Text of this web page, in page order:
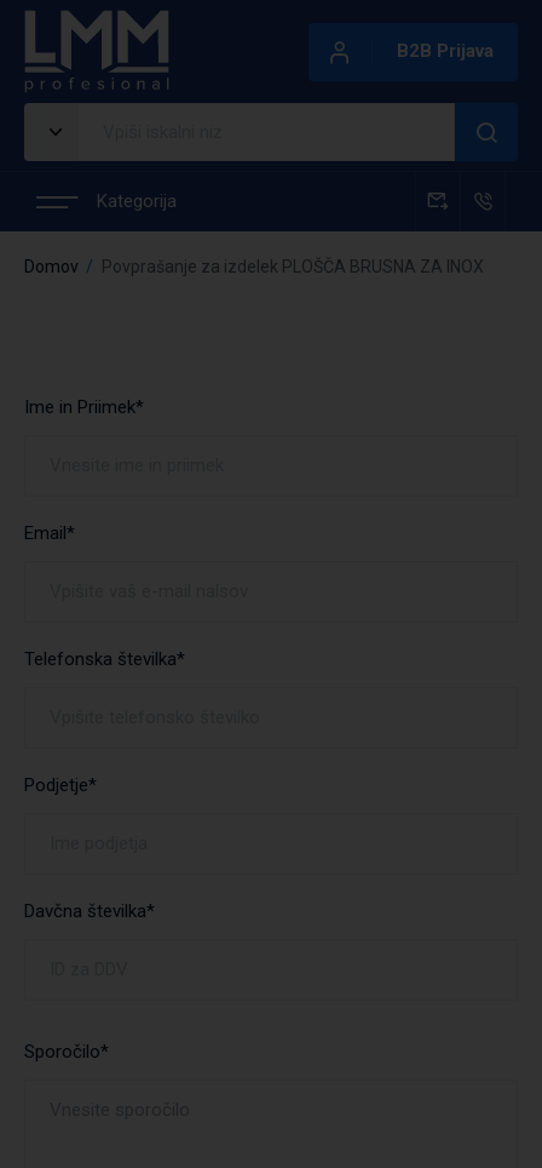
B2B Prijava
Kategorija
Domov Povprašanje za izdelek PLOŠČA BRUSNA ZA INOX
Ime in Priimek*
Email*
Telefonska številka*
Podjetje*
Davčna številka*
Sporočilo*